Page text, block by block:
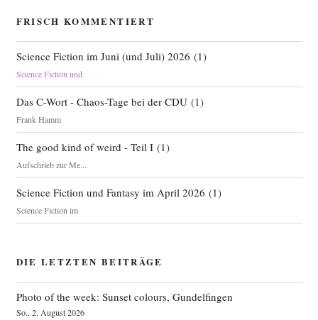
FRISCH KOMMENTIERT
Science Fiction im Juni (und Juli) 2026 (1)
Science Fiction und
Das C-Wort - Chaos-Tage bei der CDU(1)
Frank Hamm
The good kind of weird - Teil I(1)
Aufschrieb zur Me...
Science Fiction und Fantasy im April 2026 (1)
Science Fiction im
DIE LETZTEN BEITRÄGE
Photo of the week: Sunset colours, Gundelfingen
So., 2. August 2026